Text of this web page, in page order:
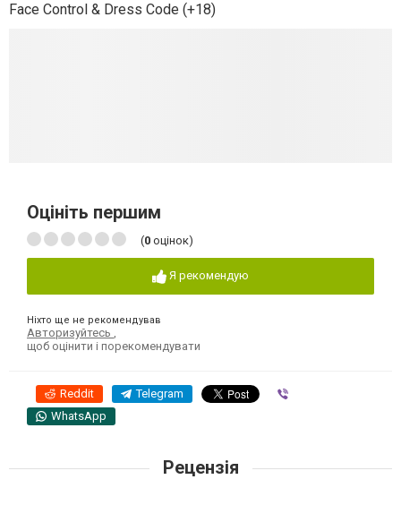
Face Control & Dress Code (+18)
Оцініть першим
(0 оцінок)
Я рекомендую
Ніхто ще не рекомендував
Авторизуйтесь
щоб оцінити і порекомендувати
Reddit Telegram
WhatsApp
Рецензія